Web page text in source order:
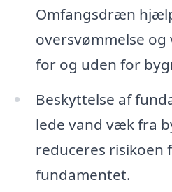
Omfangsdræn
oversvømmelse
for og uden for
Beskyttelse af
lede vand væk fra
reduceres risikoen
fundamentet.